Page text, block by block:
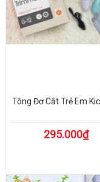
Tông Đơ Cắt Trẻ Em
295.000₫